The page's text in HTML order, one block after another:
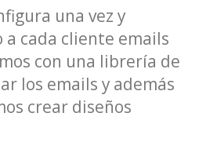
una vez y
cada cliente emails
con una librería de
los emails y además
crear diseños